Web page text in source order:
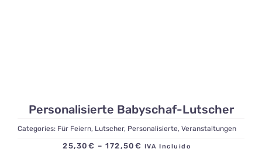
Personalisierte Babyschaf-Lutscher
Categories: Für Feiern, Lutscher, Personalisierte, Veranstaltungen
25,30€ –172,50 € Preisspanne:
IVA Incluido